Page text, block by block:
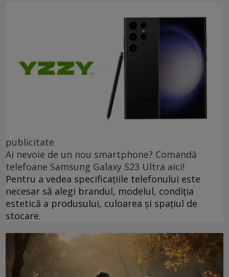
publicitate
Ai nevoie de un nou smartphone? Comandă
telefoane Samsung Galaxy S23 Ultra aici!
Pentru a vedea specificațiile telefonului este
necesar să alegi brandul, modelul, condiția
estetică a produsului, culoarea și spațiul de
stocare.